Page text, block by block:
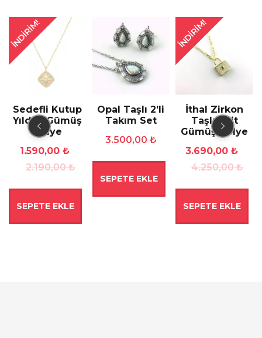
₺.
İNDIRIM!
Sedefli Kutup
Yıldızı Gümüş
Kolye
2.190,00₺
Orijinal
fiyat:
1.590,00 ₺
Şu
andaki
1.590,00 ₺.
SEPETE EKLE
Opal Taşlı 2’li
Takım Set
3.500,00 ₺
SEPETE EKLE
İNDIRIM!
İthal Zirkon
Taşlı Kilit
Gümüş Kolye
4.250,00₺
Orijinal
fiyat:
3.690,00 ₺
Şu
andaki
SEPETE EKLE